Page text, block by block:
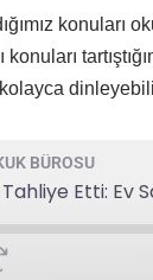
konuları
BÜROSU